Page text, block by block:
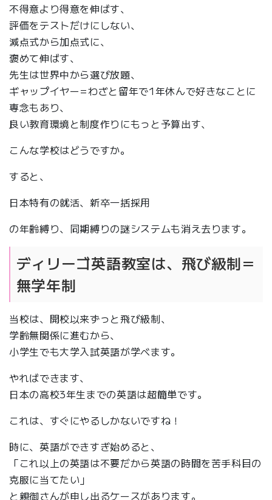
不得意より得意を伸ばす、
評価をテストだけにしない、
減点式から加点式に、
褒めて伸ばす、
先生は世界中から選び放題、
ギャップイヤー=わざと留年で1年休んで好きなことに
専念もあり、
良い教育環境と制度作りにもっと予算出す、
こんな学校はどうですか。
すると、
日本特有の就活、新卒一括採用
の年齢縛り、同期縛りの謎システムも消え去ります。
ディリーゴ英語教室は、飛び級制＝
無学年制
当校は、開校以来ずっと飛び級制、
学齢無関係に進むから、
小学生でも大学入試英語が学べます。
やればできます、
日本の高校3年生までの英語は超簡単です。
これは、すぐにやるしかないですね！
時に、英語ができすぎ始めると、
「これ以上の英語は不要だから英語の時間を苦手科目の
克服に当てたい」
と親御さんが申し出るケースがあります。